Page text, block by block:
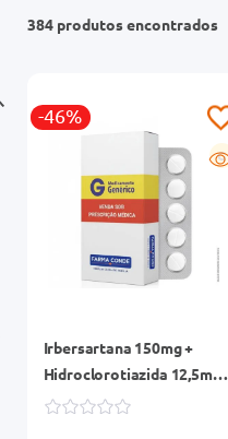
384 produtos
-46%
G
Irbersartana 150mg +
Hidroclorotiazida 12,5mg
Eurofarma Genérico